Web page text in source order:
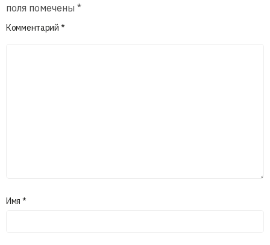
поля помечены *
Комментарий *
Имя *